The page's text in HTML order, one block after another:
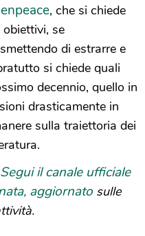
, che si chiede
se
di estrarre e
si chiede quali
decennio, quello in
drasticamente in
sulla traiettoria dei
Segui il canale ufficiale
aggiornato sulle